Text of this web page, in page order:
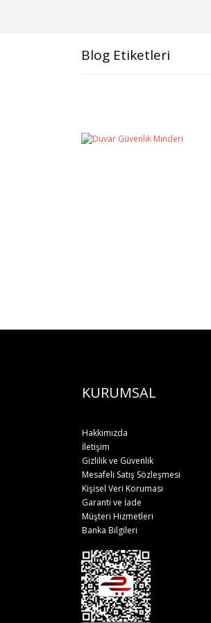
Blog Etiketleri
KURUMSAL
Hakkımızda
İletişim
Gizlilik ve Güvenlik
Mesafeli Satış Sözleşmesi
Kişisel Veri Koruması
Garanti ve İade
Müşteri Hizmetleri
Banka Bilgileri